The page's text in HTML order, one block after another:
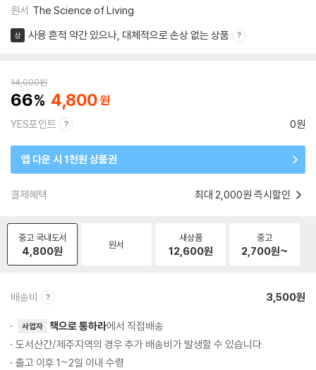
원서 The Science of Living
상 사용 흔적 약간 있으나, 대체적으로 손상 없는 상품
14,000원
66 4,800
YES포인트 0원
앱 다운 시 1천원 상품권
결제혜택 최대 2,000원 즉시할인
중고 국내도서
4,800원 원서
새상품
12,600원
중고
2,700원~
배송비 3,500원
사업자 책으로 통하라에서 직접배송
도서산간/제주지역의 경우 추가 배송비가 발생할 수 있습니다.
출고 이후 1~2일 이내 수령